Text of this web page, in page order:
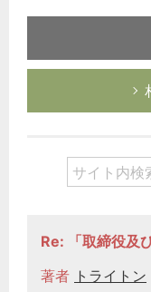
Re: 「取締役及
著者 トライトン